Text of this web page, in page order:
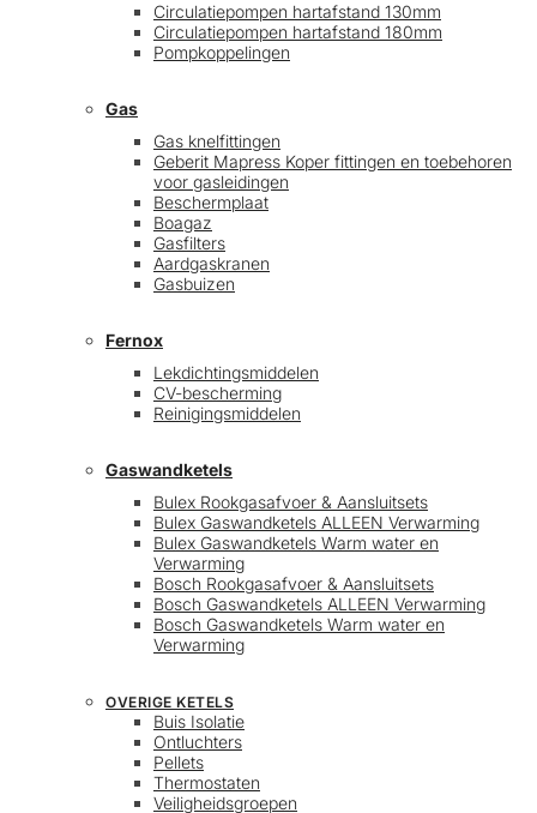
Circulatiepompen hartafstand 130mm
Circulatiepompen hartafstand 180mm
Pompkoppelingen
Gas
Gas knelfittingen
Geberit Mapress Koper fittingen en toebehoren
voor gasleidingen
Beschermplaat
Boagaz
Gasfilters
Aardgaskranen
Gasbuizen
Fernox
Lekdichtingsmiddelen
CV-bescherming
Reinigingsmiddelen
Gaswandketels
Bulex Rookgasafvoer & Aansluitsets
Bulex Gaswandketels ALLEEN Verwarming
Bulex Gaswandketels Warm water en
Verwarming
Bosch Rookgasafvoer & Aansluitsets
Bosch Gaswandketels ALLEEN Verwarming
Bosch Gaswandketels Warm water en
Verwarming
OVERIGE KETELS
Buis Isolatie
Ontluchters
Pellets
Thermostaten
Veiligheidsgroepen